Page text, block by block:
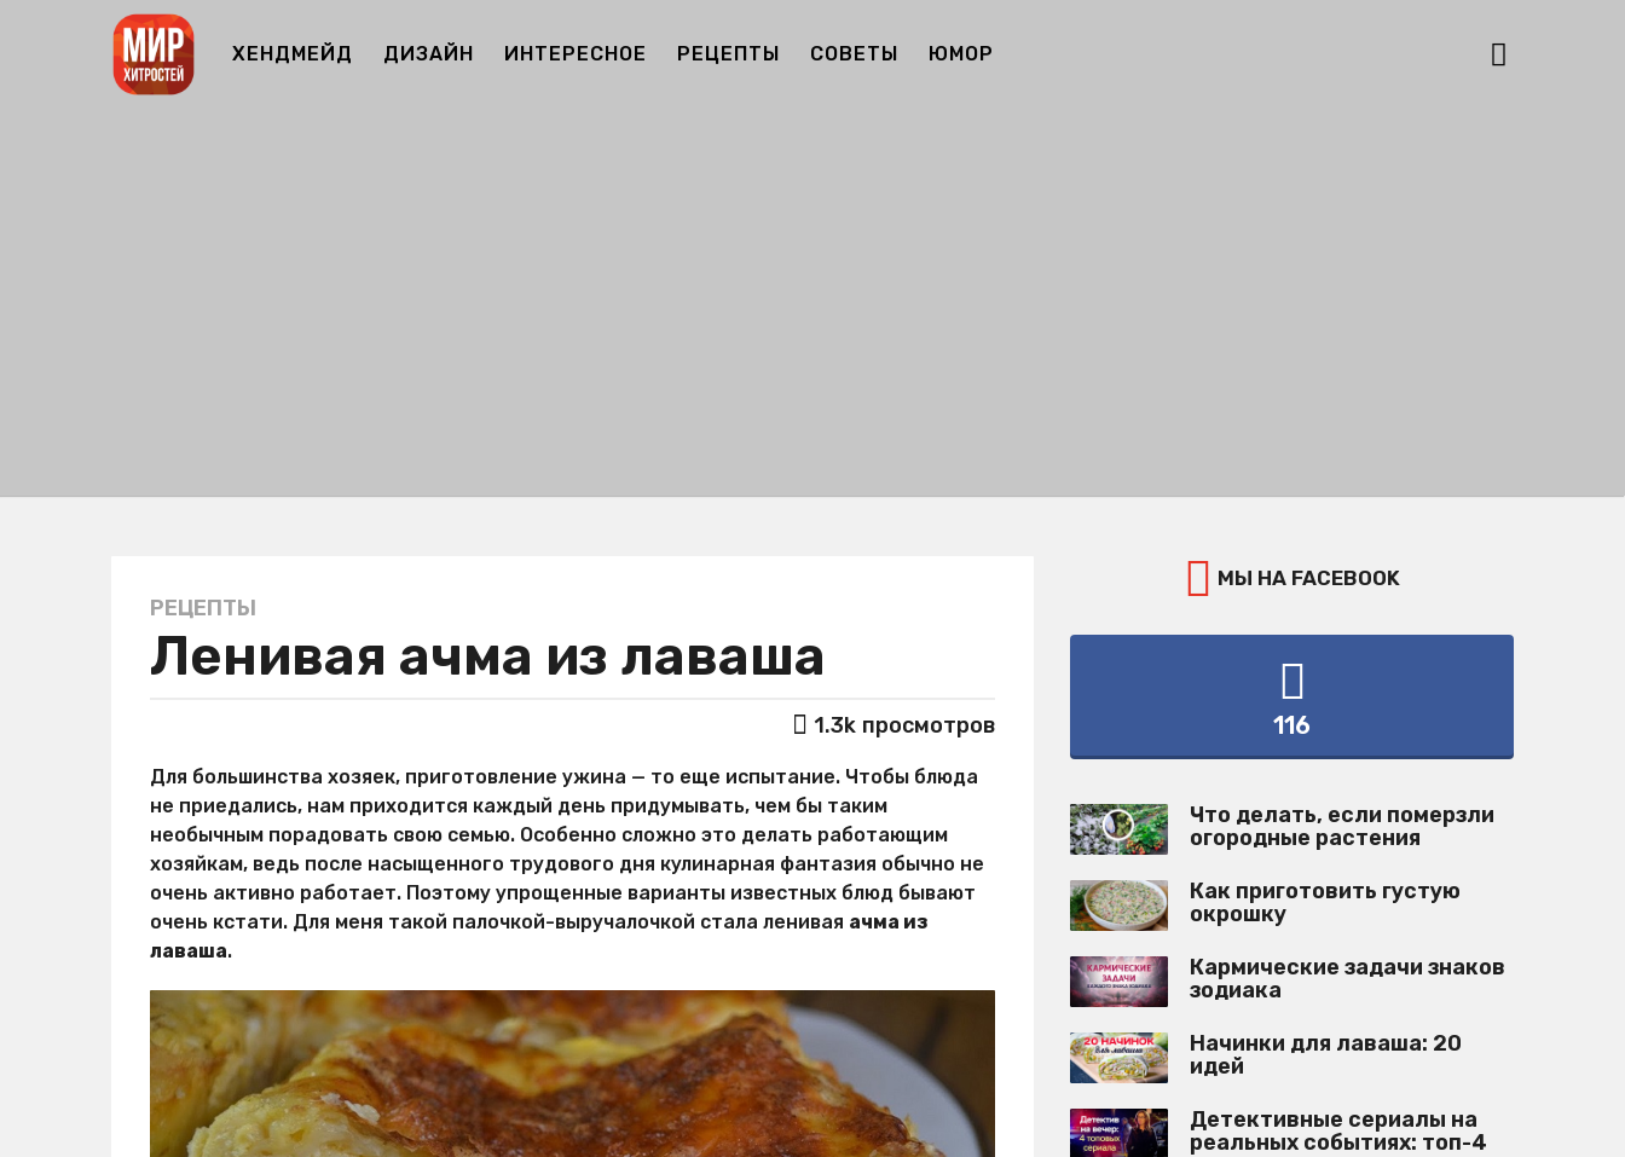
ХЕНДМЕЙД ДИЗАЙН ИНТЕРЕСНОЕ РЕЦЕПТЫ СОВЕТЫ ЮМОР
3
г
о
g
o
3
г
о
д
а
a
g
o
РЕЦЕПТЫ
Ленивая ачма из лаваша
т
о
р
и
р
Х
и
р
о
с
т
е
й
1.3k просмотров
Для большинства хозяек, приготовление ужина — то еще испытание. Чтобы блюда
не приедались, нам приходится каждый день придумывать, чем бы таким
необычным порадовать свою семью. Особенно сложно это делать работающим
хозяйкам, ведь после насыщенного трудового дня кулинарная фантазия обычно не
очень активно работает. Поэтому упрощенные варианты известных блюд бывают
очень кстати. Для меня такой палочкой-выручалочкой стала ленивая ачма из
лаваша.
МЫ НА FACEBOOK
116
Что делать, если померзли
огородные растения
Как приготовить густую
окрошку
Кармические задачи знаков
зодиака
Начинки для лаваша: 20
идей
Детективные сериалы на
реальных событиях: топ-4